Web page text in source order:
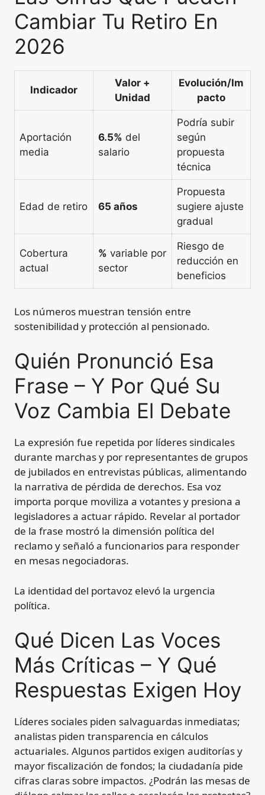
Cambiar Tu Retiro En
2026
Indicador
Valor +
Unidad
Evolución/Im
pacto
Aportación
media
6.5% del
salario
Podría subir
según
propuesta
técnica
Edad de retiro 65 años
Propuesta
sugiere ajuste
gradual
Cobertura
actual
% variable por
sector
Riesgo de
reducción en
beneficios
Los números muestran tensión entre
sostenibilidad y protección al pensionado.
Quién Pronunció Esa
Frase – Y Por Qué Su
Voz Cambia El Debate
La expresión fue repetida por líderes sindicales
durante marchas y por representantes de grupos
de jubilados en entrevistas públicas, alimentando
la narrativa de pérdida de derechos. Esa voz
importa porque moviliza a votantes y presiona a
legisladores a actuar rápido. Revelar al portador
de la frase mostró la dimensión política del
reclamo y señaló a funcionarios para responder
en mesas negociadoras.
La identidad del portavoz elevó la urgencia
política.
Qué Dicen Las Voces
Más Críticas – Y Qué
Respuestas Exigen Hoy
Líderes sociales piden salvaguardas inmediatas;
analistas piden transparencia en cálculos
actuariales. Algunos partidos exigen auditorías y
mayor fiscalización de fondos; la ciudadanía pide
cifras claras sobre impactos. ¿Podrán las mesas de